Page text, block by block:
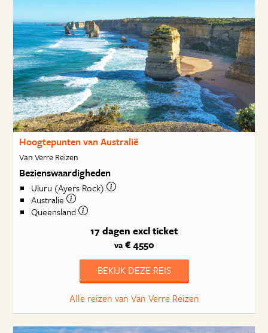
Hoogtepunten van Australië
Van Verre Reizen
Bezienswaardigheden
Uluru (Ayers Rock)
Australie
Queensland
17 dagen excl ticket
va€ 4550
BEKIJK DEZE REIS
Alle reizen van Van Verre Reizen